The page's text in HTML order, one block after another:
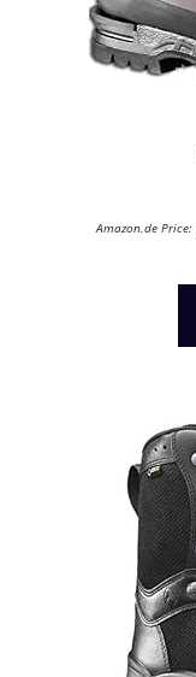
Amazon.de Price: